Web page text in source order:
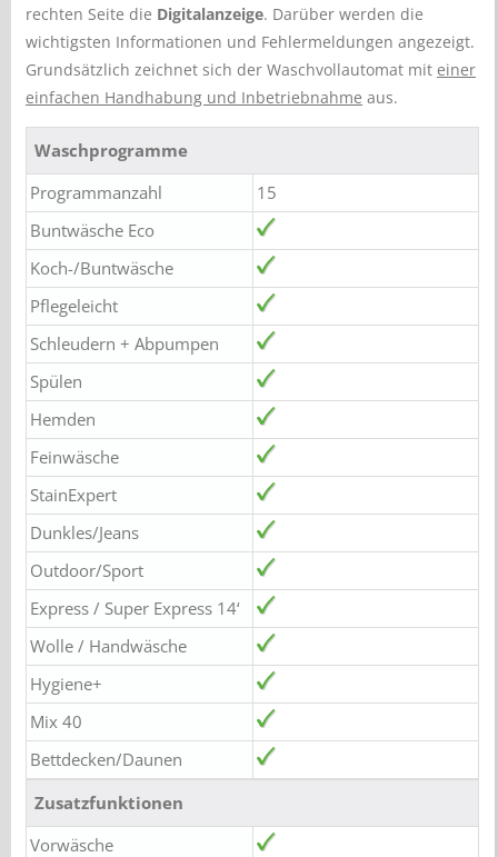
rechten Seite die Digitalanzeige. Darüber werden die
wichtigsten Informationen und Fehlermeldungen angezeigt.
Grundsätzlich zeichnet sich der Waschvollautomat miteiner
einfachen Handhabung und Inbetriebnahme aus.
Waschprogramme
Programmanzahl
15
Buntwäsche Eco
Koch-/Buntwäsche
Pflegeleicht
Schleudern + Abpumpen
Spülen
Hemden
Feinwäsche
StainExpert
Dunkles/Jeans
Outdoor/Sport
Express / Super Express 14‘
Wolle / Handwäsche
Hygiene+
Mix 40
Bettdecken/Daunen
Zusatzfunktionen
Vorwäsche